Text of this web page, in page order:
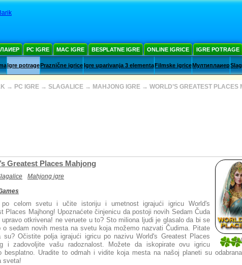
PC IGRE MAC IGRE BESPLATNE IGRE ONLINE IGRICE IGRE POTRAGE
Igre potragePraznične igriceIgre uparivanja 3 elementaFilmske igriceМултиплаиер
→ PC IGRE → SLAGALICE → MAHJONG IGRE → WORLD’S GREATEST PLACES
20
Greatest Places Mahjong
Mahjong igre
po celom svetu i učite istoriju i umetnost igrajući igricu World's
Places Majhong! Upoznaćete činjenicu da postoji novih Sedam Čuda
upravo otkrivena! ne veruete u to? Sto miliona ljudi je glasalo da bi se
o sedam novih mesta na svetu koja možemo nazvati Čudima. Pitate
su? Očistite polja igrajući igricu po nazivu World's Greatest Places
i zadovoljite vašu radoznalost. Možete da iskopirate ovu igricu
besplatno. Uradite to odmah i vidite koja mesta na našoj planeti su
sveta!